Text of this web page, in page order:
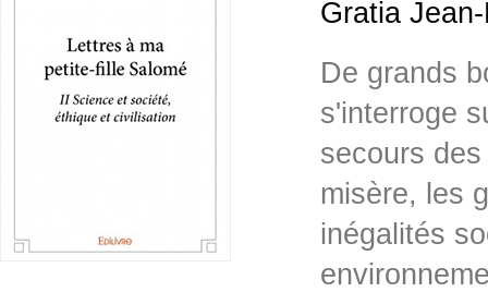
Gratia
De grands
s'interroge
secours
misère, les
inégalités